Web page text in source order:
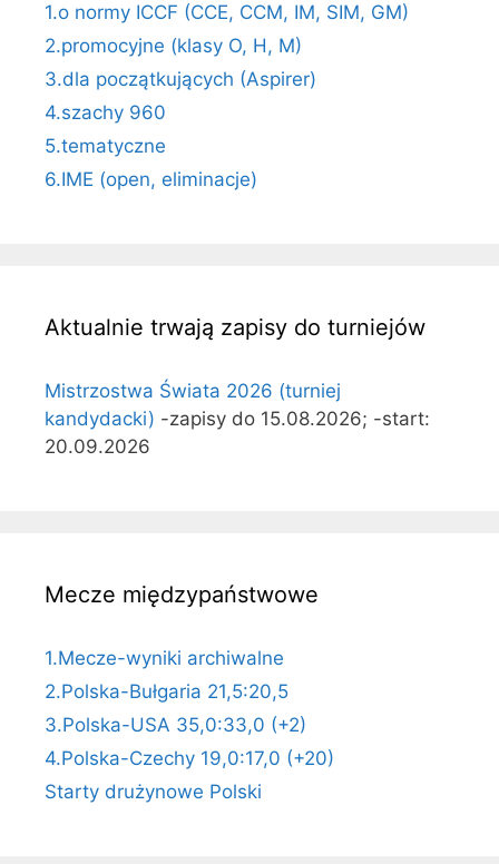
1.o normy ICCF (CCE, CCM, IM, SIM, GM)
2.promocyjne (klasy O, H, M)
3.dla początkujących (Aspirer)
4.szachy 960
5.tematyczne
6.IME (open, eliminacje)
Aktualnie trwają zapisy do turniejów
Mistrzostwa Świata 2026 (turniej
kandydacki) -zapisy do 15.08.2026; -start:
20.09.2026
Mecze międzypaństwowe
1.Mecze-wyniki archiwalne
2.Polska-Bułgaria 21,5:20,5
3.Polska-USA 35,0:33,0 (+2)
4.Polska-Czechy 19,0:17,0 (+20)
Starty drużynowe Polski